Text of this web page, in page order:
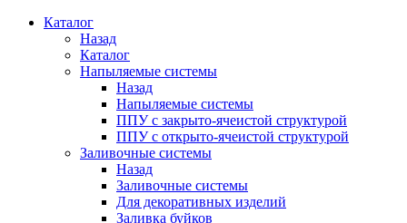
Каталог
Назад
Каталог
Напыляемые системы
Назад
Напыляемые системы
ППУ с закрыто-ячеистой структурой
ППУ с открыто-ячеистой структурой
Заливочные системы
Назад
Заливочные системы
Для декоративных изделий
Заливка буйков